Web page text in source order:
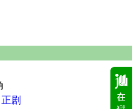
正剧